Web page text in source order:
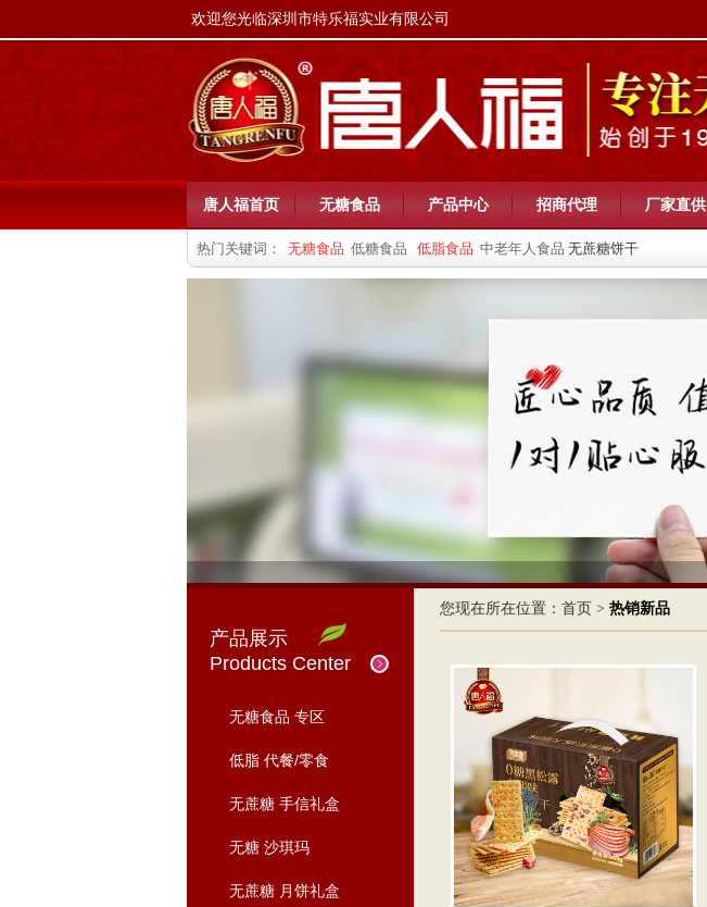
欢迎您光临深圳市特乐福实业有限公司
唐人福首页 无糖食品 产品中心 招商代理 厂家直供
热门关键词： 无糖食品 低糖食品 低脂食品 中老年人食品 无蔗糖饼干
产品展示
Products Center
无糖食品 专区
低脂 代餐/零食
无蔗糖 手信礼盒
无糖 沙琪玛
无蔗糖 月饼礼盒
您现在所在位置： 首页 > 热销新品